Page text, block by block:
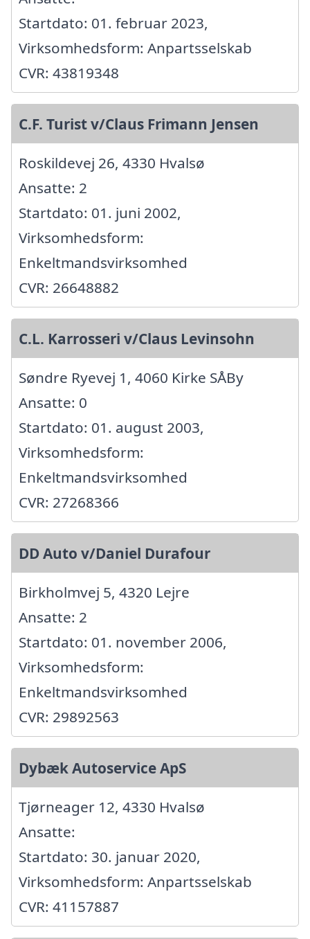
Startdato: 01. februar 2023,
Virksomhedsform: Anpartsselskab
CVR: 43819348
C.F. Turist v/Claus Frimann Jensen
Roskildevej 26, 4330 Hvalsø
Ansatte: 2
Startdato: 01. juni 2002,
Virksomhedsform:
Enkeltmandsvirksomhed
CVR: 26648882
C.L. Karrosseri v/Claus Levinsohn
Søndre Ryevej 1, 4060 Kirke SÅBy
Ansatte: 0
Startdato: 01. august 2003,
Virksomhedsform:
Enkeltmandsvirksomhed
CVR: 27268366
DD Auto v/Daniel Durafour
Birkholmvej 5, 4320 Lejre
Ansatte: 2
Startdato: 01. november 2006,
Virksomhedsform:
Enkeltmandsvirksomhed
CVR: 29892563
Dybæk Autoservice ApS
Tjørneager 12, 4330 Hvalsø
Ansatte:
Startdato: 30. januar 2020,
Virksomhedsform: Anpartsselskab
CVR: 41157887